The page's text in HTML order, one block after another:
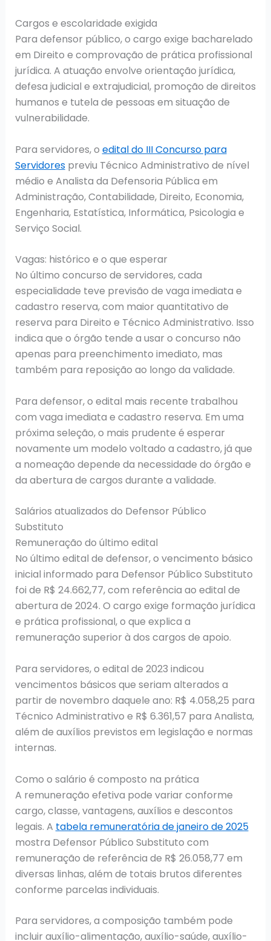
Cargos e escolaridade exigida
Para defensor público, o cargo exige bacharelado
em Direito e comprovação de prática profissional
jurídica. A atuação envolve orientação jurídica,
defesa judicial e extrajudicial, promoção de direitos
humanos e tutela de pessoas em situação de
vulnerabilidade.
Para servidores, o edital do III Concurso para
Servidorespreviu Técnico Administrativo de nível
médio e Analista da Defensoria Pública em
Administração, Contabilidade, Direito, Economia,
Engenharia, Estatística, Informática, Psicologia e
Serviço Social.
Vagas: histórico e o que esperar
No último concurso de servidores, cada
especialidade teve previsão de vaga imediata e
cadastro reserva, com maior quantitativo de
reserva para Direito e Técnico Administrativo. Isso
indica que o órgão tende a usar o concurso não
apenas para preenchimento imediato, mas
também para reposição ao longo da validade.
Para defensor, o edital mais recente trabalhou
com vaga imediata e cadastro reserva. Em uma
próxima seleção, o mais prudente é esperar
novamente um modelo voltado a cadastro, já que
a nomeação depende da necessidade do órgão e
da abertura de cargos durante a validade.
Salários atualizados do Defensor Público
Substituto
Remuneração do último edital
No último edital de defensor, o vencimento básico
inicial informado para Defensor Público Substituto
foi de R$ 24.662,77, com referência ao edital de
abertura de 2024. O cargo exige formação jurídica
e prática profissional, o que explica a
remuneração superior à dos cargos de apoio.
Para servidores, o edital de 2023 indicou
vencimentos básicos que seriam alterados a
partir de novembro daquele ano: R$ 4.058,25 para
Técnico Administrativo e R$ 6.361,57 para Analista,
além de auxílios previstos em legislação e normas
internas.
Como o salário é composto na prática
A remuneração efetiva pode variar conforme
cargo, classe, vantagens, auxílios e descontos
legais. A tabela remuneratória de janeiro de 2025
mostra Defensor Público Substituto com
remuneração de referência de R$ 26.058,77 em
diversas linhas, além de totais brutos diferentes
conforme parcelas individuais.
Para servidores, a composição também pode
incluir auxílio-alimentação, auxílio-saúde, auxílio-